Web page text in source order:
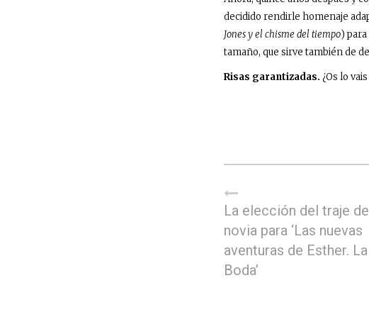
decidido rendirle homenaje
Jones y el chisme del tiempo)
tamaño, que sirve también de
Risas garantizadas. ¿Os lo
La elección del traje de
novia para ‘Las nuevas
aventuras de Esther. La
Boda’